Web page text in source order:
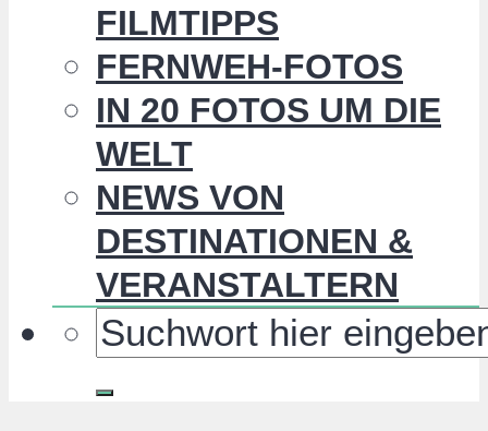
FILMTIPPS
FERNWEH-FOTOS
IN 20 FOTOS UM DIE
WELT
NEWS VON
DESTINATIONEN &
VERANSTALTERN